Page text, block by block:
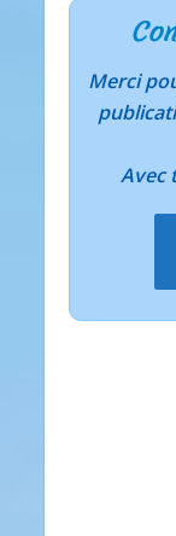
Merci
Avec